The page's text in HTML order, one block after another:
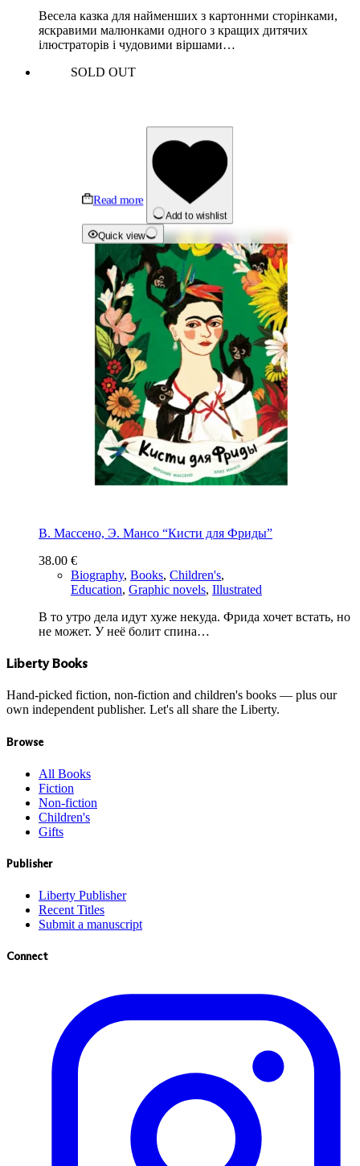
Весела казка для найменших з картоннми сторінками,
яскравими малюнками одного з кращих дитячих
ілюстраторів і чудовими віршами…
SOLD OUT
Read more
Add to wishlist
Quick view
В. Массено, Э. Мансо “Кисти для Фриды”
38.00 €
Biography, Books, Children's,
Education, Graphic novels, Illustrated
В то утро дела идут хуже некуда. Фрида хочет встать, но
не может. У неё болит спина…
Liberty Books
Hand-picked fiction, non-fiction and children's books — plus our
own independent publisher. Let's all share the Liberty.
Browse
All Books
Fiction
Non-fiction
Children's
Gifts
Publisher
Liberty Publisher
Recent Titles
Submit a manuscript
Connect